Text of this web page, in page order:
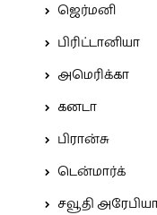
ஜெர்மனி
பிரிட்டானியா
அமெரிக்கா
கனடா
பிரான்சு
டென்மார்க்
சவூதி